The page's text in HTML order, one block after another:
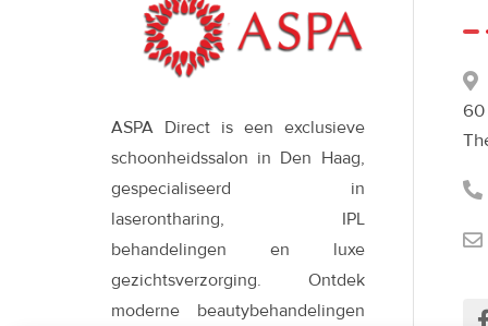
ASPA Direct is een exclusieve
schoonheidssalon in Den Haag,
gespecialiseerd in
laserontharing, IPL
behandelingen en luxe
gezichtsverzorging. Ontdek
moderne beautybehandelingen